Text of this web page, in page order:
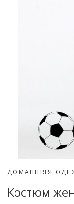
ДОМАШНЯЯ
Костюм